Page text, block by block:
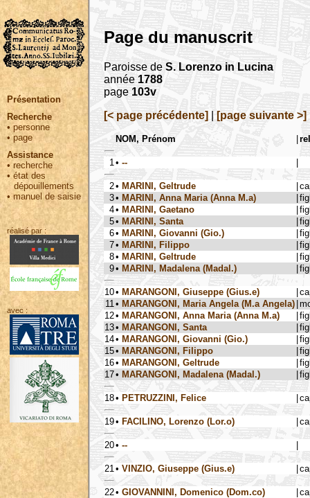
Présentation
Recherche
• personne
•page
Assistance
• recherche
•état des
dépouillements
•manuel de saisie
réalisé par :
avec :
Page du manuscrit
Paroisse de S. Lorenzo in Lucina
année 1788
page 103v
[< page précédente]
[page suivante >]
NOM, Prénom
1 • --
2• MARINI, Geltrude
3• MARINI, Anna Maria (Anna M.a)
4• MARINI, Gaetano
5• MARINI, Santa
6• MARINI, Giovanni (Gio.)
7• MARINI, Filippo
8• MARINI, Geltrude
9• MARINI, Madalena (Madal.)
10• MARANGONI, Giuseppe (Gius.e)
11 • MARANGONI, Maria Angela (M.a Angela)
12• MARANGONI, Anna Maria (Anna M.a)
13• MARANGONI, Santa
14• MARANGONI, Giovanni (Gio.)
15• MARANGONI, Filippo
16• MARANGONI, Geltrude
17• MARANGONI, Madalena (Madal.)
18• PETRUZZINI, Felice
19• FACILINO, Lorenzo (Lor.o)
20• --
21 • VINZIO, Giuseppe (Gius.e)
22• GIOVANNINI, Domenico (Dom.co)